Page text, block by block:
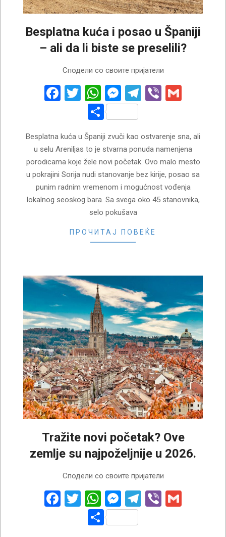
Besplatna kuća i posao u Španiji
– ali da li biste se preselili?
Сподели со своите пријатели
Facebook
Twitter
WhatsApp
Messenger
Telegram
Viber
Share
Besplatna kuća u Španiji zvuči kao ostvarenje sna, ali
u selu Areniljas to je stvarna ponuda namenjena
porodicama koje žele novi početak. Ovo malo mesto
u pokrajini Sorija nudi stanovanje bez kirije, posao sa
punim radnim vremenom i mogućnost vođenja
lokalnog seoskog bara. Sa svega oko 45 stanovnika,
selo pokušava
ПРОЧИТАЈ ПОВЕЌЕ
Tražite novi početak? Ove
zemlje su najpoželjnije u 2026.
Сподели со своите пријатели
Facebook
Twitter
WhatsApp
Messenger
Telegram
Viber
Share